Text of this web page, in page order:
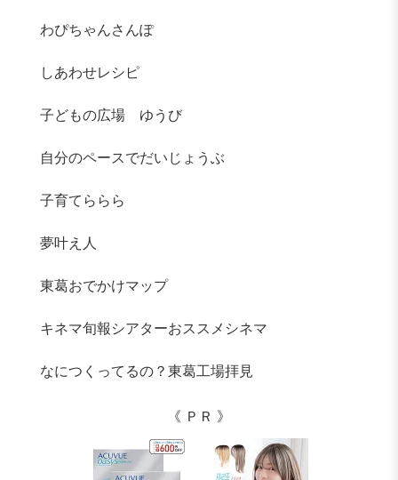
わぴちゃんさんぽ
しあわせレシピ
子どもの広場 ゆうび
自分のペースでだいじょうぶ
子育てららら
夢叶え人
東葛おでかけマップ
キネマ旬報シアターおススメシネマ
なにつくってるの？東葛工場拝見
《 ＰＲ 》